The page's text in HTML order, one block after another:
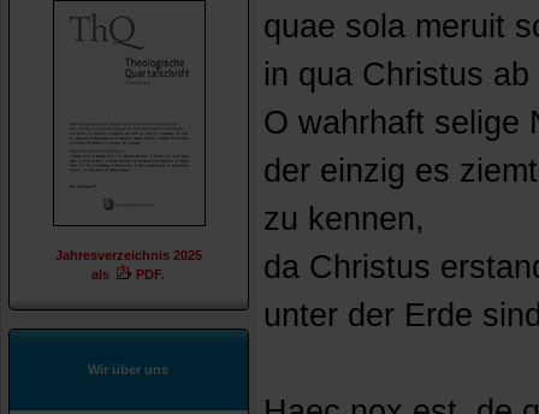
Jahresverzeichnis 2025
als
PDF.
Wir über uns
quae sola meruit
in qua Christus
O wahrhaft selige
der einzig es
zu kennen,
da Christus
unter der Erde